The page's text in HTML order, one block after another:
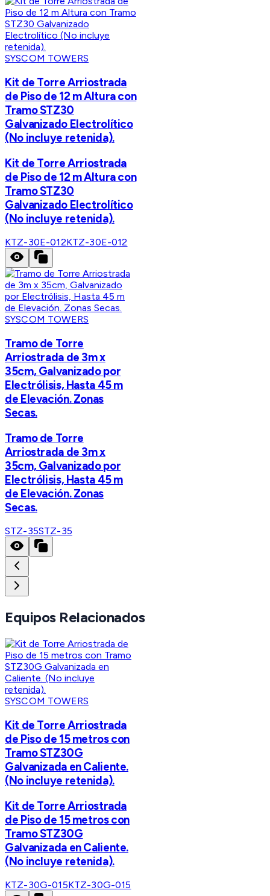
SYSCOM TOWERS
Kit de Torre Arriostrada
de Piso de 12 m Altura con
Tramo STZ30
Galvanizado Electrolítico
(No incluye retenida).
Kit de Torre Arriostrada
de Piso de 12 m Altura con
Tramo STZ30
Galvanizado Electrolítico
(No incluye retenida).
KTZ-30E-012KTZ-30E-012
SYSCOM TOWERS
Tramo de Torre
Arriostrada de 3m x
35cm, Galvanizado por
Electrólisis, Hasta 45 m
de Elevación. Zonas
Secas.
Tramo de Torre
Arriostrada de 3m x
35cm, Galvanizado por
Electrólisis, Hasta 45 m
de Elevación. Zonas
Secas.
STZ-35STZ-35
Equipos Relacionados
SYSCOM TOWERS
Kit de Torre Arriostrada
de Piso de 15 metros con
Tramo STZ30G
Galvanizada en Caliente.
(No incluye retenida).
Kit de Torre Arriostrada
de Piso de 15 metros con
Tramo STZ30G
Galvanizada en Caliente.
(No incluye retenida).
KTZ-30G-015KTZ-30G-015